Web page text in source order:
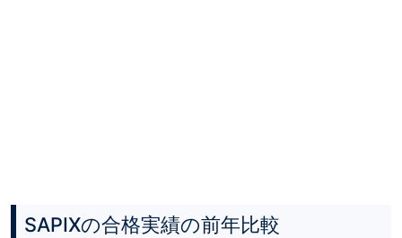
SAPIXの合格実績の前年比較